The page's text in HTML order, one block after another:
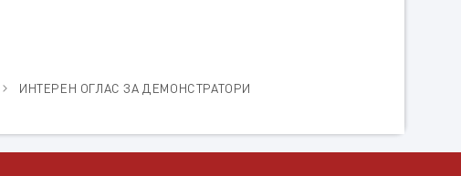
ИНТЕРЕН ОГЛАС ЗА ДЕМОНСТРАТОРИ